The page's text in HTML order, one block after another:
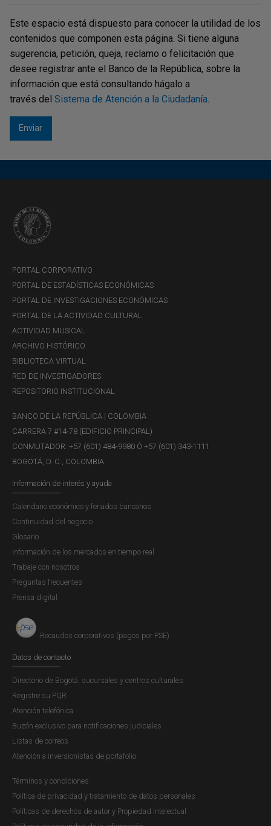
Este espacio está dispuesto para conocer la utilidad de los
contenidos que componen esta página. Si tiene alguna
sugerencia, petición, queja, reclamo o felicitación que
desee registrar ante el Banco de la República, sobre la
información que está consultando hágalo a
través del Sistema de Atención a la Ciudadanía.
PORTAL CORPORATIVO
PORTAL DE ESTADÍSTICAS ECONÓMICAS
PORTAL DE INVESTIGACIONES ECONÓMICAS
PORTAL DE LA ACTIVIDAD CULTURAL
ACTIVIDAD MUSICAL
ARCHIVO HISTÓRICO
BIBLIOTECA VIRTUAL
RED DE INVESTIGADORES
REPOSITORIO INSTITUCIONAL
BANCO DE LA REPÚBLICA | COLOMBIA
CARRERA 7 #14-78 (EDIFICIO PRINCIPAL)
CONMUTADOR: +57 (601) 484-9980 Ó +57 (601) 343-1111
BOGOTÁ, D. C., COLOMBIA
Información de interés y ayuda
Calendario económico y feriados bancarios
Continuidad del negocio
Glosario
Información de los mercados en tiempo real
Trabaje con nosotros
Preguntas frecuentes
Prensa digital
Recaudos corporativos (pagos por PSE)
Datos de contacto
Directorio de Bogotá, sucursales y centros culturales
Registre su PQR
Atención telefónica
Buzón exclusivo para notificaciones judiciales
Listas de correos
Atención a inversionistas de portafolio
Términos y condiciones
Política de privacidad y tratamiento de datos personales
Políticas de derechos de autor y Propiedad intelectual